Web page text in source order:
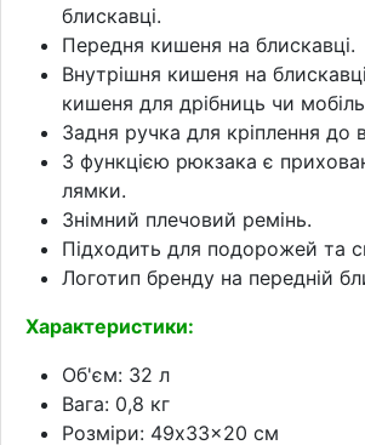
блискавці.
Передня кишеня на блискавці.
Внутрішня кишеня на
кишеня для дрібниць чи
Задня ручка для кріплення до
З функцією рюкзака є
лямки.
Знімний плечовий ремінь.
Підходить для подорожей та
Логотип бренду на передній
Характеристики:
Об'єм: 32 л
Вага: 0,8 кг
Розміри: 49x33x20 см